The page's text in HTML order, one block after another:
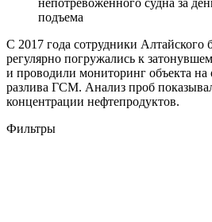
непотревоженного судна за
подъема
С 2017 года сотрудники Алтайского
регулярно погружались к
и проводили мониторинг объекта на
разлива ГСМ. Анализ проб
концентрации нефтепродуктов.
Фильтры